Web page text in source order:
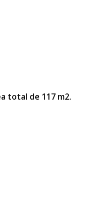
total de 117 m2.